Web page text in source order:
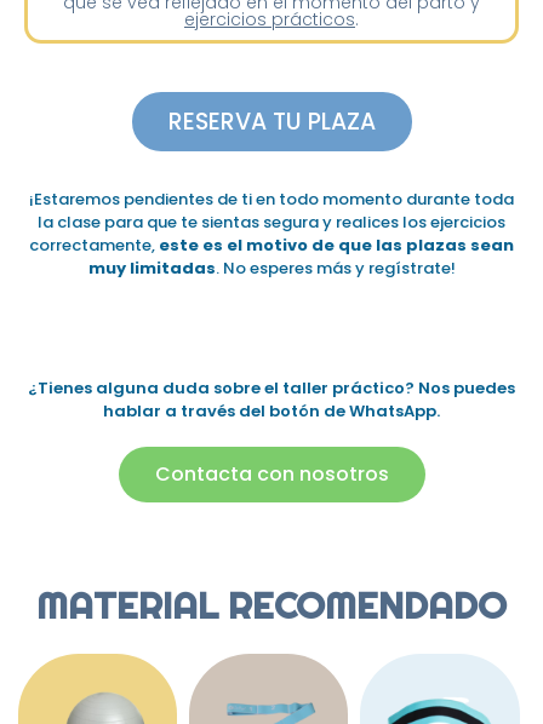
ejercicios prácticos.
RESERVA TU PLAZA
¡Estaremos pendientes de ti en todo momento durante toda
la clase para que te sientas segura y realices los ejercicios
correctamente, este es el motivo de que las plazas sean
muy limitadas. No esperes más y regístrate!
¿Tienes alguna duda sobre el taller práctico? Nos puedes
hablar a través del botón de WhatsApp.
Contacta con nosotros
MATERIAL RECOMENDADO